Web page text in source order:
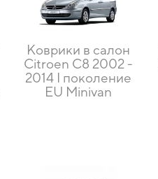
Коврики в салон
Citroen C8 2002 -
2014 I поколение
EU Minivan